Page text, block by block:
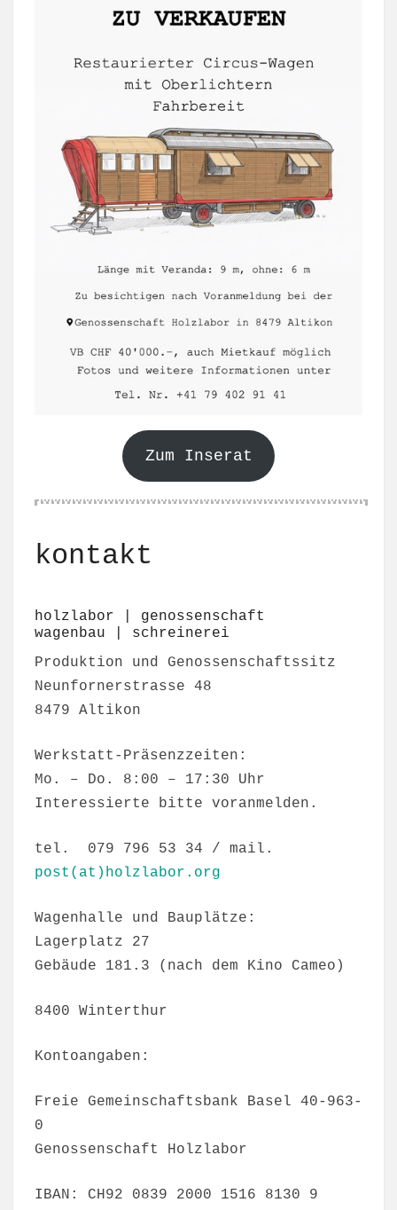
Zum Inserat
kontakt
holzlabor | genossenschaft
wagenbau | schreinerei
Produktion und Genossenschaftssitz
Neunfornerstrasse 48
8479 Altikon
Werkstatt-Präsenzzeiten:
Mo. – Do. 8:00 – 17:30 Uhr
Interessierte bitte voranmelden.
tel. 079 796 53 34 / mail.
post(at)holzlabor.org
Wagenhalle und Bauplätze:
Lagerplatz 27
Gebäude 181.3 (nach dem Kino Cameo)
8400 Winterthur
Kontoangaben:
Freie Gemeinschaftsbank Basel 40-963-
0
Genossenschaft Holzlabor
IBAN: CH92 0839 2000 1516 8130 9